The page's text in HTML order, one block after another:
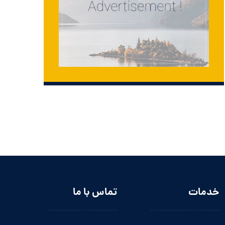
خدمات تماس با ما